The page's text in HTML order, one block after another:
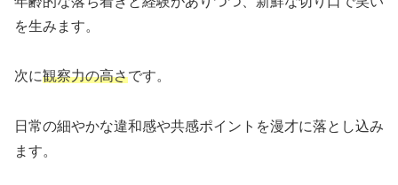
を生みます。
次に観察力の高さです。
日常の細やかな違和感や共感ポイントを漫才に落とし込み
ます。